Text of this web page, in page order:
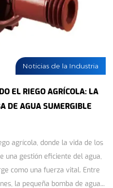
Noticias de la Industria
EL RIEGO AGRÍCOLA: LA
DE AGUA SUMERGIBLE
agrícola, donde la vida de los
una gestión eficiente del agua,
como una fuerza vital. Entre
la pequeña bomba de agua...